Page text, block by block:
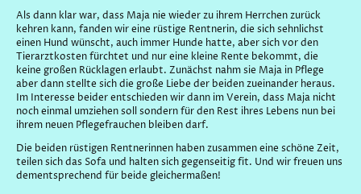
Als dann klar war, dass Maja nie wieder zu ihrem Herrchen zurück
kehren kann, fanden wir eine rüstige Rentnerin, die sich sehnlichst
einen Hund wünscht, auch immer Hunde hatte, aber sich vor den
Tierarztkosten fürchtet und nur eine kleine Rente bekommt, die
keine großen Rücklagen erlaubt. Zunächst nahm sie Maja in Pflege
aber dann stellte sich die große Liebe der beiden zueinander heraus.
Im Interesse beider entschieden wir dann im Verein, dass Maja nicht
noch einmal umziehen soll sondern für den Rest ihres Lebens nun bei
ihrem neuen Pflegefrauchen bleiben darf.
Die beiden rüstigen Rentnerinnen haben zusammen eine schöne Zeit,
teilen sich das Sofa und halten sich gegenseitig fit. Und wir freuen uns
dementsprechend für beide gleichermaßen!